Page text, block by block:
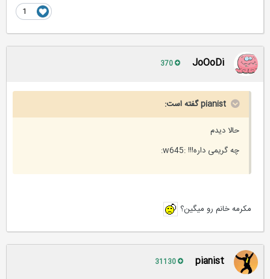
JoOoDi
pianist گفته است:
حالا دیدم
چه گریمی داره!!! :w645:
مکرمه خانم رو میگین؟
pianist